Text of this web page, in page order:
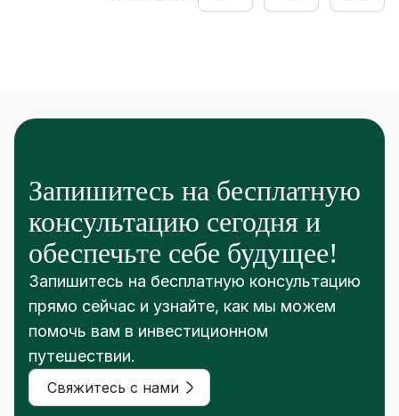
Запишитесь на бесплатную
консультацию сегодня и
обеспечьте себе будущее!
Запишитесь на бесплатную консультацию
прямо сейчас и узнайте, как мы можем
помочь вам в инвестиционном
путешествии.
Свяжитесь с нами